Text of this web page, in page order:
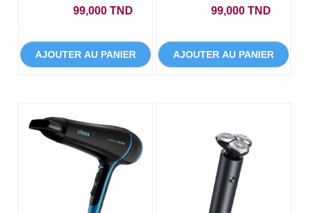
99,000 TND
AJOUTER AU PANIER
99,000 TND
AJOUTER AU PANIER